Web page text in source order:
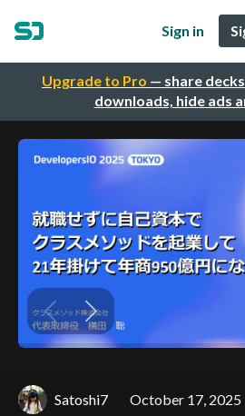
Upgrade to Pro — share
downloads, hide ads
Sign in
Satoshi7 October 17, 2025